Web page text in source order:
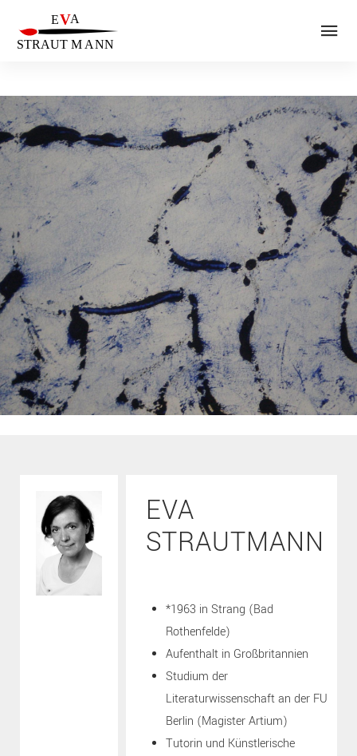
EVA
STRAUTMANN
*1963 in Strang (Bad
Rothenfelde)
Aufenthalt in Großbritannien
Studium der
Literaturwissenschaft an der FU
Berlin (Magister Artium)
Tutorin und Künstlerische